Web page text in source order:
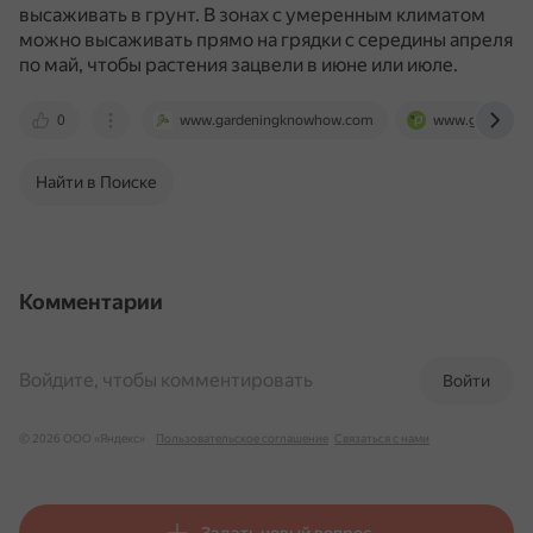
высаживать в грунт. В зонах с умеренным климатом
можно высаживать прямо на грядки с середины апреля
по май, чтобы растения зацвели в июне или июле.
0 www.gardeningknowhow.com
Найти в Поиске
Комментарии
Войти
Войдите, чтобы комментировать
© 2026 ООО «Яндекс» Пользовательское соглашение Связаться с нами